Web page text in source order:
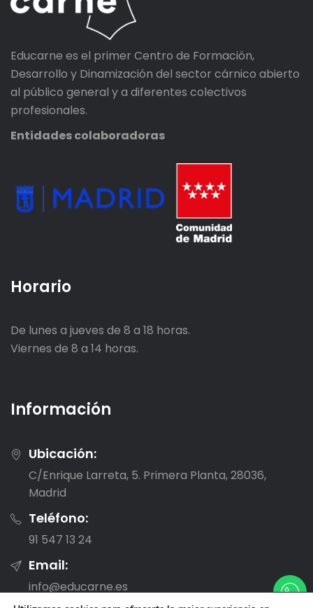
Educarne es el primer Centro de Formación,
Desarrollo y Dinamización del sector cárnico abierto
al público general y a diferentes colectivos
profesionales.
Entidades colaboradoras
Horario
De lunes a jueves de 8 a 18 horas.
Viernes de 8 a 14 horas.
Información
Ubicación:
C/Enrique Larreta, 5. Primera Planta, 28036,
Madrid
Teléfono:
91 547 13 24
Email:
info@educarne.es